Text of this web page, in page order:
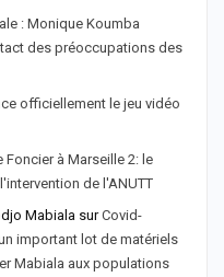
: Monique Koumba
des préoccupations des
officiellement le jeu vidéo
Foncier à Marseille 2: le
de l'ANUTT
Mabiala surCovid-
important lot de matériels
Mabiala aux populations